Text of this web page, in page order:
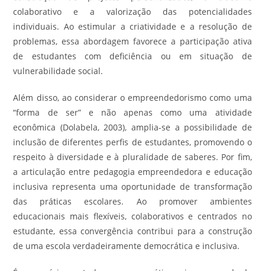
colaborativo e a valorização das potencialidades
individuais. Ao estimular a criatividade e a resolução de
problemas, essa abordagem favorece a participação ativa
de estudantes com deficiência ou em situação de
vulnerabilidade social.
Além disso, ao considerar o empreendedorismo como uma
“forma de ser” e não apenas como uma atividade
econômica (Dolabela, 2003), amplia-se a possibilidade de
inclusão de diferentes perfis de estudantes, promovendo o
respeito à diversidade e à pluralidade de saberes. Por fim,
a articulação entre pedagogia empreendedora e educação
inclusiva representa uma oportunidade de transformação
das práticas escolares. Ao promover ambientes
educacionais mais flexíveis, colaborativos e centrados no
estudante, essa convergência contribui para a construção
de uma escola verdadeiramente democrática e inclusiva.